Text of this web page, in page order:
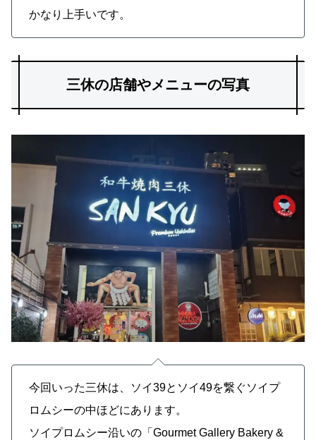
かなり上手いです。
三休の店舗やメニューの写真
今回いった三休は、ソイ39とソイ49を繋ぐソイプ
ロムシーの中ほどにあります。
ソイプロムシー沿いの「Gourmet Gallery Bakery &